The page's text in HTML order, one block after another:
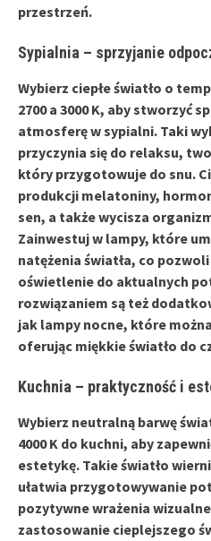
przestrzeń.
Sypialnia – sprzyjanie
Wybierz ciepłe światło o
2700 a 3000 K, aby stworzyć
atmosferę w sypialni. Taki
przyczynia się do relaksu,
który przygotowuje do snu.
produkcji melatoniny,
sen, a także wycisza
Zainwestuj w lampy, które
natężenia światła, co
oświetlenie do aktualnych
rozwiązaniem są też
jak lampy nocne, które
oferując miękkie światło do
Kuchnia – praktyczność i
Wybierz neutralną barwę
4000 K do kuchni, aby
estetykę. Takie światło
ułatwia przygotowywanie
pozytywne wrażenia
zastosowanie cieplejszego